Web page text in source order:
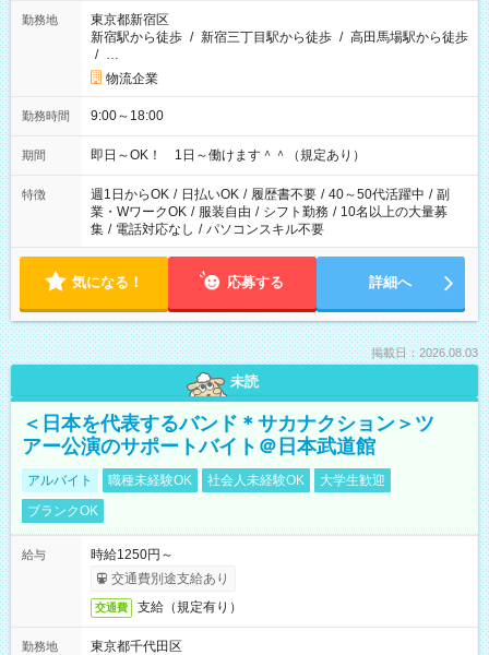
勤務地
東京都新宿区
新宿駅から徒歩 / 新宿三丁目駅から徒歩 / 高田馬場駅から徒歩
/ …
物流企業
勤務時間 9:00～18:00
期間 即日～OK！ 1日～働けます＾＾（規定あり）
特徴 週1日からOK / 日払いOK / 履歴書不要 / 40～50代活躍中 / 副
業・WワークOK / 服装自由 / シフト勤務 / 10名以上の大量募
集 / 電話対応なし / パソコンスキル不要
気になる！ 応募する 詳細へ
掲載日：2026.08.03
未読
＜日本を代表するバンド＊サカナクション＞ツ
アー公演のサポートバイト＠日本武道館
アルバイト 職種未経験OK 社会人未経験OK
大学生歓迎
ブランクOK
給与
時給1250円～
交通費別途支給あり
交通費 支給（規定有り）
勤務地
東京都千代田区